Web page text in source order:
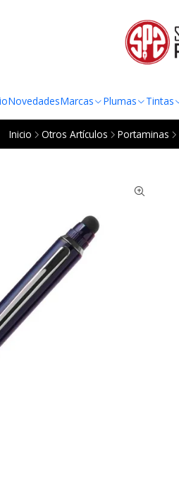
NovedadesMarcas Plumas Tintas
Inicio Otros Artículos Portaminas